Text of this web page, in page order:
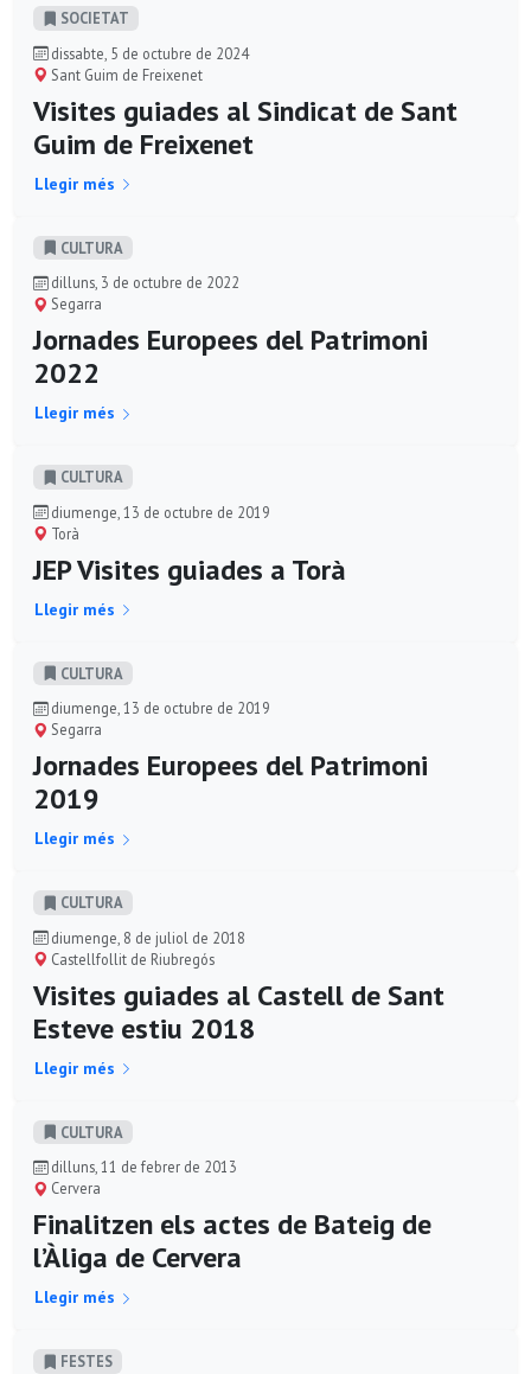
SOCIETAT
dissabte, 5 de octubre de 2024
Sant Guim de Freixenet
Visites guiades al Sindicat de Sant
Guim de Freixenet
Llegir més
CULTURA
dilluns, 3 de octubre de 2022
Segarra
Jornades Europees del Patrimoni
2022
Llegir més
CULTURA
diumenge, 13 de octubre de 2019
Torà
JEP Visites guiades a Torà
Llegir més
CULTURA
diumenge, 13 de octubre de 2019
Segarra
Jornades Europees del Patrimoni
2019
Llegir més
CULTURA
diumenge, 8 de juliol de 2018
Castellfollit de Riubregós
Visites guiades al Castell de Sant
Esteve estiu 2018
Llegir més
CULTURA
dilluns, 11 de febrer de 2013
Cervera
Finalitzen els actes de Bateig de
l’Àliga de Cervera
Llegir més
FESTES